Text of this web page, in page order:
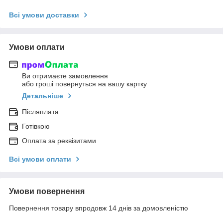
Всі умови доставки
Умови оплати
Ви отримаєте замовлення
або гроші повернуться на вашу картку
Детальніше
Післяплата
Готівкою
Оплата за реквізитами
Всі умови оплати
Умови повернення
Повернення товару впродовж 14 днів за домовленістю